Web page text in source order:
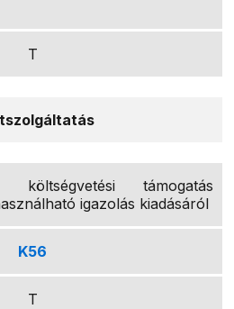
T
költségvetési támogatás
igazolás kiadásáról
K56
T